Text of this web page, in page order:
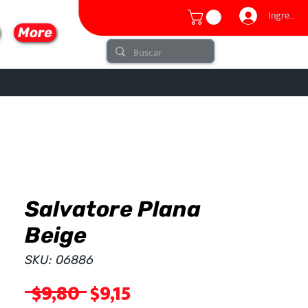
More
Ingresar
Salvatore Plana
Beige
SKU: 06886
$9,80 Precio
$9,15Precio